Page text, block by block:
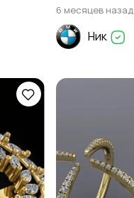
6 месяцев назад
Ник